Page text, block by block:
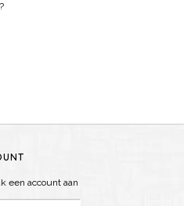
een account aan